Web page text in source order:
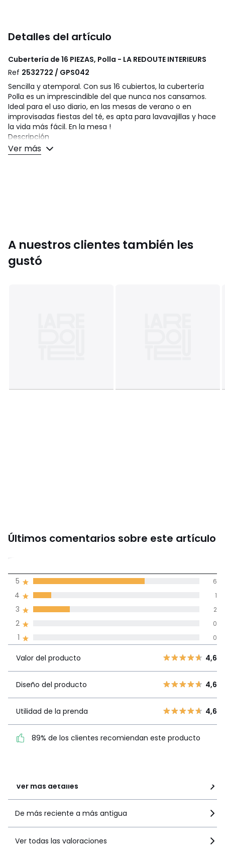
Detalles del artículo
Cubertería de 16 PIEZAS, Polla - LA REDOUTE INTERIEURS
Ref 2532722 / GPS042
Sencilla y atemporal. Con sus 16 cubiertos, la cubertería
Polla es un imprescindible del que nunca nos cansamos.
Ideal para el uso diario, en las mesas de verano o en
improvisadas fiestas del té, es apta para lavavajillas y hace
la vida más fácil. En la mesa !
Descripción
• De acero inoxidable
• Mango liso de ABS
Colores Celedón, Ciruela, Rosa , Verde aceiutuna,
Caramelo, Amarillo Mantequilla
Tallas talla única
Ver más
A nuestros clientes también les
gustó
Últimos comentarios sobre este artículo
4,4
(9)
4
Valor del
4,6
4,6
Ver más detalles
1 0
2 0
3 2
4 1
5 6
Valor del producto 4,6
Diseño del producto 4,6
Utilidad de la prenda 4,6
89% de los clientes recomiendan este producto
De más reciente a más antigua
Ver todas las valoraciones